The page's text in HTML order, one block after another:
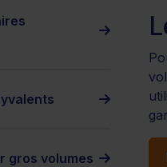
gros volumes